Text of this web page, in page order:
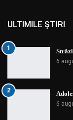
ULTIMILE ȘTIRI
1
6
2
6